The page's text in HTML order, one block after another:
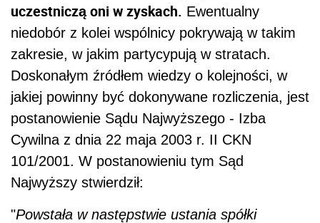
uczestniczą oni w zyskach. Ewentualny
niedobór z kolei wspólnicy pokrywają w takim
zakresie, w jakim partycypują w stratach.
Doskonałym źródłem wiedzy o kolejności, w
jakiej powinny być dokonywane rozliczenia, jest
postanowienie Sądu Najwyższego - Izba
Cywilna z dnia 22 maja 2003 r. II CKN
101/2001. W postanowieniu tym Sąd
Najwyższy stwierdził:
"Powstała w następstwie ustania spółki